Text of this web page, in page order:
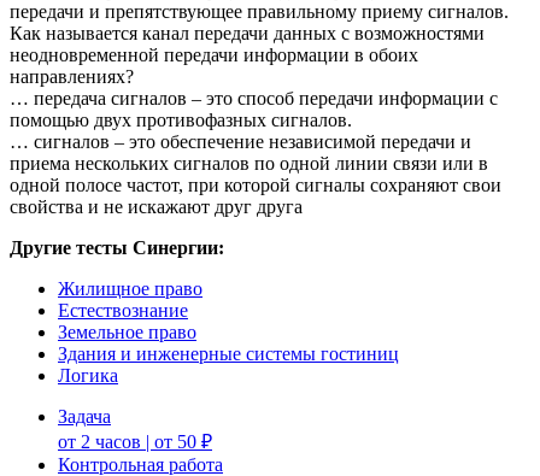
передачи и препятствующее правильному приему сигналов.
Как называется канал передачи данных с возможностями
неодновременной передачи информации в обоих
направлениях?
… передача сигналов – это способ передачи информации с
помощью двух противофазных сигналов.
… сигналов – это обеспечение независимой передачи и
приема нескольких сигналов по одной линии связи или в
одной полосе частот, при которой сигналы сохраняют свои
свойства и не искажают друг друга
Другие тесты Синергии:
Жилищное право
Естествознание
Земельное право
Здания и инженерные системы гостиниц
Логика
Задача
от 2 часов | от 50 ₽
Контрольная работа